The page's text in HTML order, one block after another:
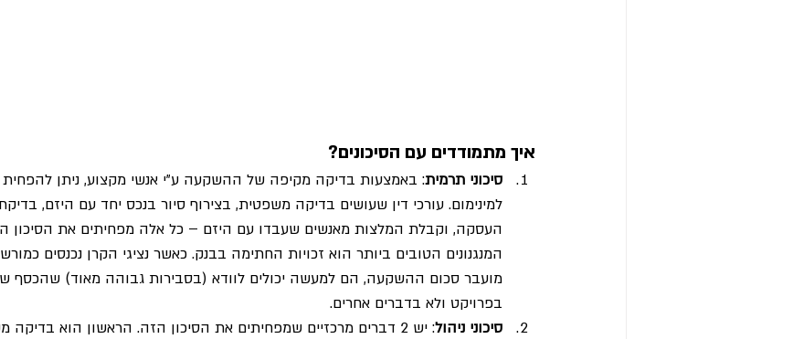
איך מתמודדים עם הסיכונים?
סיכוני תרמית: באמצעות בדיקה מקיפה של ההשקעה ע"י אנשי מקצוע, ניתן
למינימום. עורכי דין שעושים בדיקה משפטית, בצירוף סיור בנכס יחד עם היזם,
העסקה, וקבלת המלצות מאנשים שעבדו עם היזם – כל אלה מפחיתים את הסיכון
המנגנונים הטובים ביותר הוא זכויות החתימה בבנק. כאשר נציגי הקרן נכנסים
מועבר סכום ההשקעה, הם למעשה יכולים לוודא (בסבירות גבוהה מאוד) שהכסף
בפרויקט ולא בדברים אחרים.
סיכוני ניהול
: יש 2 דברים מרכזיים שמפחיתים את הסיכון הזה. הראשון הוא